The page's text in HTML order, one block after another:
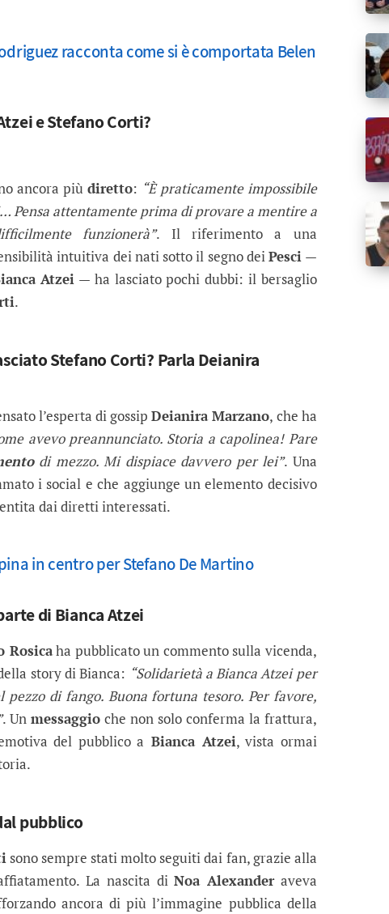
racconta come si è comportata Belen
e Stefano Corti?
ancora più diretto: “È praticamente impossibile
Pensa attentamente prima di provare a mentire a
funzionerà”. Il riferimento a una
intuitiva dei nati sotto il segno deiPesci —
Atzei — ha lasciato pochi dubbi: il bersaglio
.
Stefano Corti? Parla Deianira
l’esperta di gossipDeianira Marzano, che ha
avevo preannunciato. Storia a capolinea! Pare
di mezzo. Mi dispiace davvero per lei”. Una
i social e che aggiunge un elemento decisivo
dai diretti interessati.
in centro per Stefano De Martino
di Bianca Atzei
Rosicaha pubblicato un commento sulla vicenda,
story di Bianca: “Solidarietà a Bianca Atzei per
pezzo di fango. Buona fortuna tesoro. Per favore,
. Un messaggioche non solo conferma la frattura,
del pubblico a Bianca Atzei, vista ormai
pubblico
sono sempre stati molto seguiti dai fan, grazie alla
La nascita diNoa Alexanderaveva
ancora di più l’immagine pubblica della